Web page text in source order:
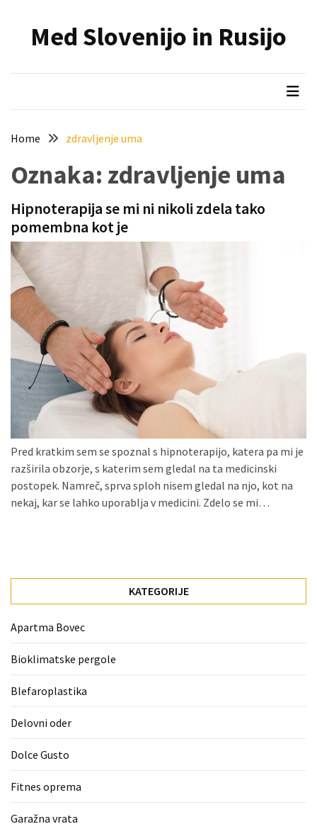
content
NAJNOVEJŠI
dedku
spremenil
življenje
Zelo
priljubljena
naglavna
svetilka
povečuje
varnost
Konji
simbolj
svobode,
gibanja.
Ko
na
strehi,
Lisjak
znamka.
USED
CATEGORIES
contentMed Slovenijo in Rusijo
Home zdravljenje uma
Oznaka: zdravljenje uma
Hipnoterapija se mi ni nikoli zdela tako
pomembna kot je
Pred kratkim sem se spoznal s hipnoterapijo, katera pa mi je
razširila obzorje, s katerim sem gledal na ta medicinski
postopek. Namreč, sprva sploh nisem gledal na njo, kot na
nekaj, kar se lahko uporablja v medicini. Zdelo se mi…
KATEGORIJE
Apartma Bovec
Bioklimatske pergole
Blefaroplastika
Delovni oder
Dolce Gusto
Fitnes oprema
Garažna vrata